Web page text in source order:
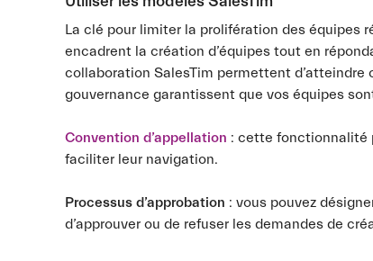
La clé pour limiter la prolifération des équipes
encadrent la création d’équipes tout en
collaboration SalesTim permettent
gouvernance garantissent que vos équipes
Convention d’appellation : cette fonctionnalité
faciliter leur navigation.
Processus d’approbation : vous pouvez
d’approuver ou de refuser les demandes de